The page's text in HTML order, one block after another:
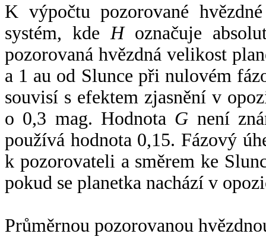
K výpočtu pozorované
systém, kde Hoznačuje
pozorovaná hvězdná velikost
a 1 au od Slunce při nulovém
souvisí s efektem zjasnění v
o 0,3 mag. Hodnota G není
používá hodnota 0,15. Fázový
k pozorovateli a směrem ke
pokud se planetka nachází v
Průměrnou pozorovanou